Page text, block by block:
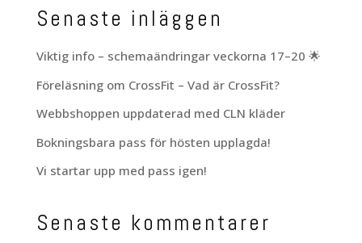
Senaste inläggen
Viktig info – schemaändringar veckorna 17–20 🌟
Föreläsning om CrossFit – Vad är CrossFit?
Webbshoppen uppdaterad med CLN kläder
Bokningsbara pass för hösten upplagda!
Vi startar upp med pass igen!
Senaste kommentarer